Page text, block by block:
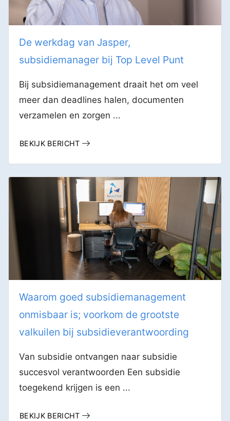
De werkdag van Jasper,
subsidiemanager bij Top Level Punt
Bij subsidiemanagement draait het om veel
meer dan deadlines halen, documenten
verzamelen en zorgen ...
BEKIJK BERICHT
Waarom goed subsidiemanagement
onmisbaar is; voorkom de grootste
valkuilen bij subsidieverantwoording
Van subsidie ontvangen naar subsidie
succesvol verantwoorden Een subsidie
toegekend krijgen is een ...
BEKIJK BERICHT